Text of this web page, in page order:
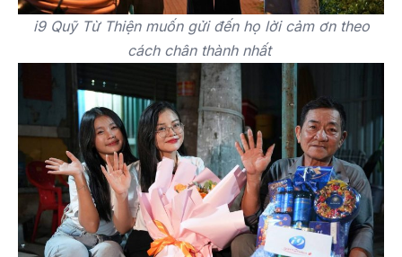
i9 Quỹ Từ Thiện muốn gửi đến họ lời cảm ơn theo
cách chân thành nhất